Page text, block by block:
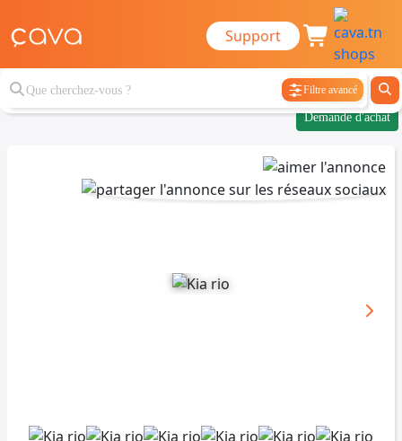
Support
Filtre avancé
Demande d'achat